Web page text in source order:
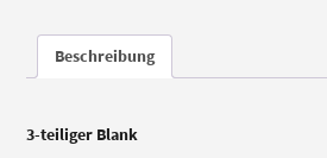
Beschreibung
3-teiliger Blank